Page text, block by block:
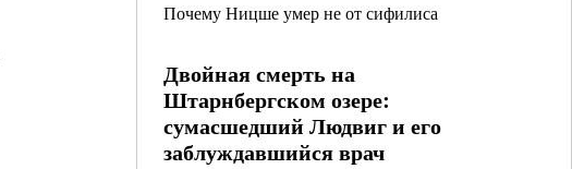
Почему Ницше умер не от сифилиса
Двойная смерть на
Штарнбергском озере:
сумасшедший Людвиг и его
заблуждавшийся врач